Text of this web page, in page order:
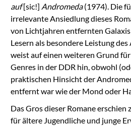
auf[sic!] Andromeda(1974). Die
irrelevante Ansiedlung dieses
von Lichtjahren entfernten
Lesern als besondere Leistung
weist auf einen weiteren Grund
Genres in der DDR hin, obwohl
praktischen Hinsicht der
entfernt war wie der Mond oder
Das Gros dieser Romane erschien
für ältere Jugendliche und junge